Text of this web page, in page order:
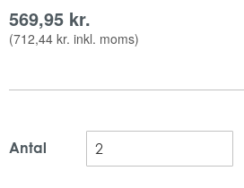
lavtskummede komponenter.
Ovnen slipper også for kalkdannelser,
569,95 kr.
(712,44 kr. inkl. moms)
Antal